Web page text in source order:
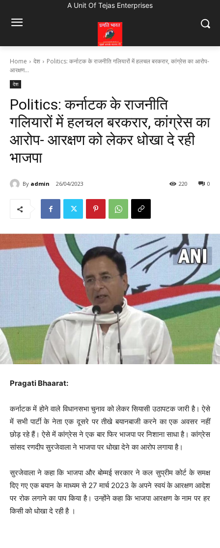
A Unit Of Tejas Enterprises
Home देश
Politics: कर्नाटक के राजनीति गलियारों में हलचल बरकरार, कांग्रेस का आरोप-
आरक्षण...
देश
Politics: कर्नाटक के राजनीति
गलियारों में हलचल बरकरार, कांग्रेस का
आरोप- आरक्षण को लेकर धोखा दे रही
भाजपा
By admin 26/04/2023 0
220
Pragati Bhaarat:
कर्नाटक में होने वाले विधानसभा चुनाव को लेकर सियासी उठापटक जारी है। ऐसे
में सभी पार्टी के नेता एक दूसरे पर तीखे बयानबाजी करने का एक अवसर नहीं
छोड़ रहे हैं। ऐसे में कांग्रेस ने एक बार फिर भाजपा पर निशाना साधा है। कांग्रेस
सांसद रणदीप सुरजेवाला ने भाजपा पर धोखा देने का आरोप लगाया है।
सुरजेवाला ने कहा कि भाजपा और बोम्मई सरकार ने कल सुप्रीम कोर्ट के समक्ष
दिए गए एक बयान के माध्यम से 27 मार्च 2023 के अपने स्वयं के आरक्षण आदेश
पर रोक लगाने का पाप किया है। उन्होंने कहा कि भाजपा आरक्षण के नाम पर हर
किसी को धोखा दे रही है ।